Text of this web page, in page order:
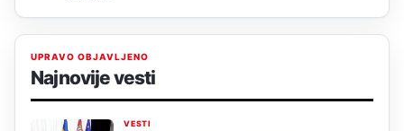
UPRAVO OBJAVLJENO
Najnovije vesti
VESTI